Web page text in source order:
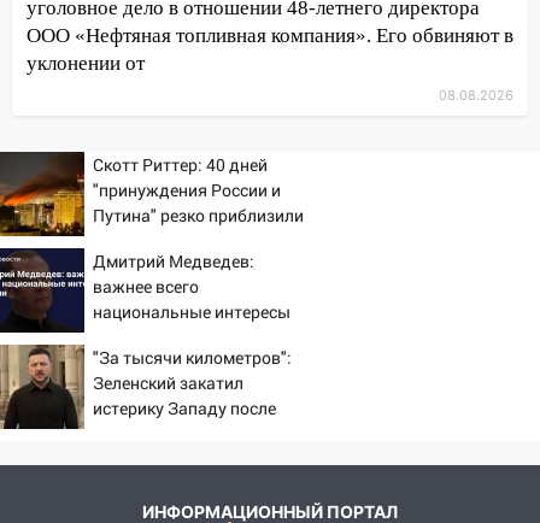
затопленные улицы и остановившиеся
трамваи
Ульяновск накрыл крупный град:
12:12
Прокуратура взяла на контроль
ДТП с шестилетним ребёнком на улице
Федерации
12:01
Пьяная женщина сбила
шестилетнего ребёнка на улице
Федерации: возбуждено уголовное дело
11:16
В Ульяновске ищут 37-летнего
мужчину, пропавшего ещё 19 июля
области 8–9 августа
уголовное дело в отношении 48-летнего директора
ООО «Нефтяная топливная компания». Его обвиняют в
уклонении от
08.08.2026
Скотт Риттер: 40 дней
"принуждения России и
Путина" резко приблизили
Дмитрий Медведев:
важнее всего
национальные интересы
"За тысячи километров":
Зеленский закатил
истерику Западу после
ИНФОРМАЦИОННЫЙ ПОРТАЛ